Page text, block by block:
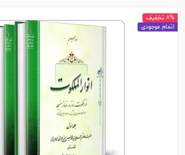
8% تخفیف
اتمام موجودی